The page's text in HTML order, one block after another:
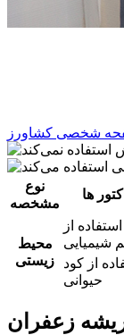
شخصی کشاورز
نوع
مشخصه
ها
محیط
زیستی
از
شیمیایی
از کود
حیوانی
زعفران